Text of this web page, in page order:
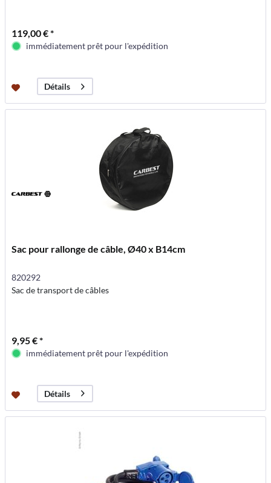
119,00 € *
immédiatement prêt pour l'expédition
Détails
Sac pour rallonge de câble, Ø40 x B14cm
820292
Sac de transport de câbles
9,95 € *
immédiatement prêt pour l'expédition
Détails